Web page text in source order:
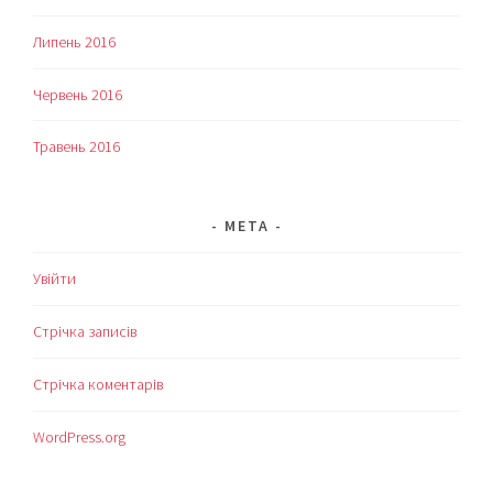
Липень 2016
Червень 2016
Травень 2016
МЕТА
Увійти
Стрічка записів
Стрічка коментарів
WordPress.org